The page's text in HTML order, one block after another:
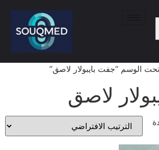
الوسم “جفت بايبولار لاصق”
لاصق